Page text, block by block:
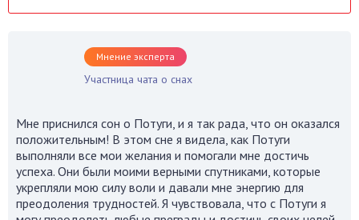
Мнение эксперта
Участница чата о снах
Мне приснился сон о Потуги, и я так рада, что он оказался
положительным! В этом сне я видела, как Потуги
выполняли все мои желания и помогали мне достичь
успеха. Они были моими верными спутниками, которые
укрепляли мою силу воли и давали мне энергию для
преодоления трудностей. Я чувствовала, что с Потуги я